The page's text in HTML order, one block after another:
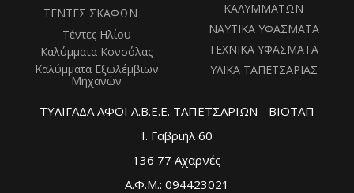
ΤΕΝΤΕΣ ΣΚΑΦΩΝ
Τέντες Ηλίου
Καλύμματα Κονσόλας
Καλύμματα Εξωλέμβιων
Μηχανών
ΚΑΛΥΜΜΑΤΩΝ
ΝΑΥΤΙΚΑ ΥΦΑΣΜΑΤΑ
ΤΕΧΝΙΚΑ ΥΦΑΣΜΑΤΑ
ΥΛΙΚΑ ΤΑΠΕΤΣΑΡΙΑΣ
ΤΥΛΙΓΑΔΑ ΑΦΟΙ Α.Β.Ε.Ε. ΤΑΠΕΤΣΑΡΙΩΝ - ΒΙΟΤΑΠ
Ι. Γαβριήλ 60
136 77 Αχαρνές
Α.Φ.Μ.: 094423021